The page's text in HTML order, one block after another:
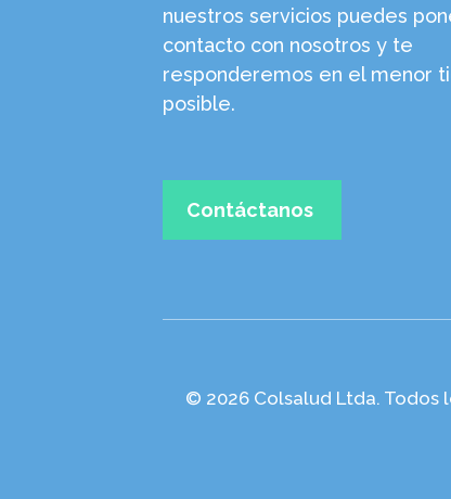
nuestros servicios puedes
contacto con nosotros y te
responderemos en el menor
posible.
Contáctanos
© 2026 Colsalud Ltda. Todos